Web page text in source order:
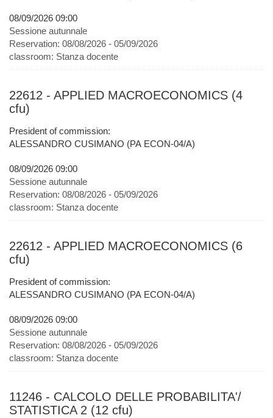
08/09/2026 09:00
Sessione autunnale
Reservation: 08/08/2026 - 05/09/2026
classroom: Stanza docente
22612 - APPLIED MACROECONOMICS (4
cfu)
President of commission:
ALESSANDRO CUSIMANO (PA ECON-04/A)
08/09/2026 09:00
Sessione autunnale
Reservation: 08/08/2026 - 05/09/2026
classroom: Stanza docente
22612 - APPLIED MACROECONOMICS (6
cfu)
President of commission:
ALESSANDRO CUSIMANO (PA ECON-04/A)
08/09/2026 09:00
Sessione autunnale
Reservation: 08/08/2026 - 05/09/2026
classroom: Stanza docente
11246 - CALCOLO DELLE PROBABILITA'/
STATISTICA 2 (12 cfu)